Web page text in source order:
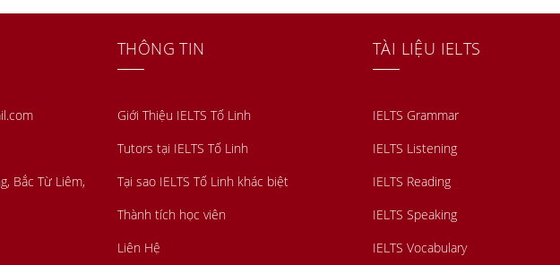
Bắc Từ Liêm,
THÔNG TIN
Giới Thiệu IELTS Tố Linh
Tutors tại IELTS Tố Linh
Tại sao IELTS Tố Linh khác biệt
Thành tích học viên
Liên Hệ
TÀI LIỆU IELTS
IELTS Grammar
IELTS Listening
IELTS Reading
IELTS Speaking
IELTS Vocabulary